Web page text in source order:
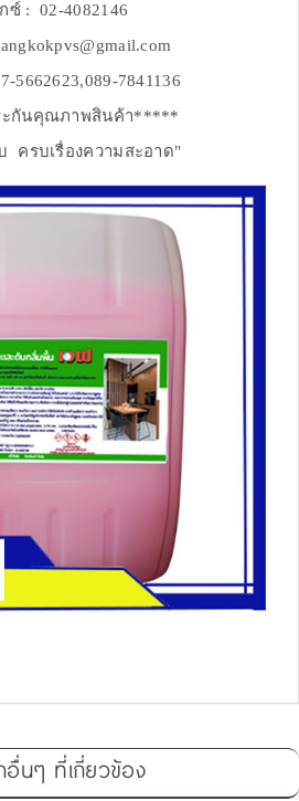
ซ์ : 02-4082146
5662623,089-7841136
กันคุณภาพสินค้า*****
ครบเรื่องความสะอาด"
นๆ ที่เกี่ยวข้อง